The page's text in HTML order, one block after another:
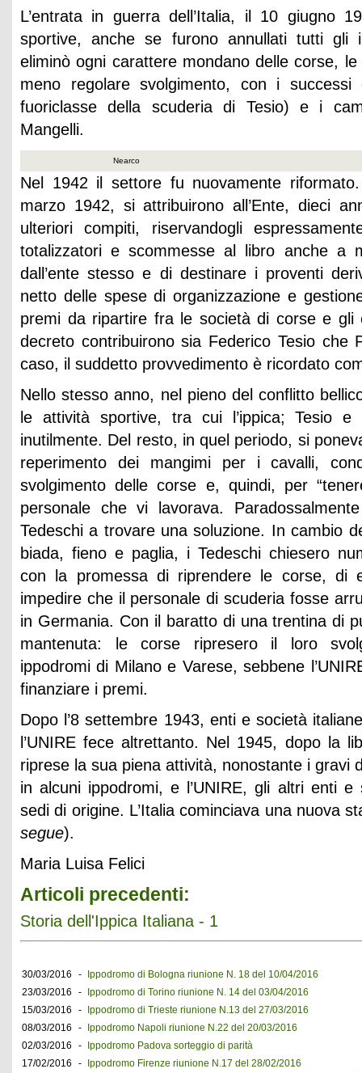
L’entrata in guerra dell’Italia, il 10 giugno
sportive, anche se furono annullati tutti gli
eliminò ogni carattere mondano delle corse,
meno regolare svolgimento, con i successi
fuoriclasse della scuderia di Tesio) e i
Mangelli.
Nearco
Nel 1942 il settore fu nuovamente
marzo 1942, si attribuirono all’Ente, dieci
ulteriori compiti, riservandogli
totalizzatori e scommesse al libro anche a
dall’ente stesso e di destinare i proventi
netto delle spese di organizzazione e
premi da ripartire fra le società di corse e gli
decreto contribuirono sia Federico Tesio che
caso, il suddetto provvedimento è ricordato
Nello stesso anno, nel pieno del conflitto
le attività sportive, tra cui l’ippica; Tesio
inutilmente. Del resto, in quel periodo, si
reperimento dei mangimi per i cavalli,
svolgimento delle corse e, quindi, per
personale che vi lavorava.
Tedeschi a trovare una soluzione. In cambio
biada, fieno e paglia, i Tedeschi chiesero
con la promessa di riprendere le corse, di
impedire che il personale di scuderia fosse
in Germania. Con il baratto di una trentina di
mantenuta: le corse ripresero il loro
ippodromi di Milano e Varese, sebbene
finanziare i premi.
Dopo l’8 settembre 1943, enti e società
l’UNIRE fece altrettanto. Nel 1945, dopo la
riprese la sua piena attività, nonostante i gravi
in alcuni ippodromi, e l’UNIRE, gli altri enti
sedi di origine. L’Italia cominciava una nuova
segue).
Maria Luisa Felici
Articoli precedenti:
Storia dell'Ippica Italiana - 1
30/03/2016 -
Ippodromo di Bologna riunione N. 18 del 10/04/2016
23/03/2016
-
Ippodromo di Torino riunione N. 14 del 03/04/2016
15/03/2016
-
Ippodromo di Trieste riunione N.13 del 27/03/2016
08/03/2016
-
Ippodromo Napoli riunione N.22 del 20/03/2016
02/03/2016
-
Ippodromo Padova sorteggio di parità
17/02/2016
-
Ippodromo Firenze riunione N.17 del 28/02/2016